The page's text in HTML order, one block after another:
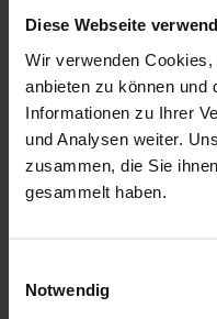
Diese Webseite
Wir verwenden
anbieten zu können und
Informationen zu Ihrer
und Analysen weiter.
zusammen, die Sie
gesammelt haben.
Notwendig
Demo buchen
Startseite